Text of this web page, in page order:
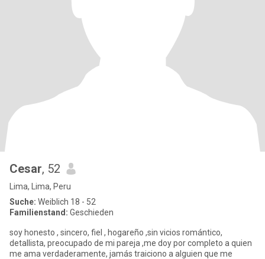
Cesar, 52
Lima, Lima, Peru
Suche: Weiblich 18 - 52
Familienstand: Geschieden
soy honesto , sincero, fiel , hogareño ,sin vicios romántico,
detallista, preocupado de mi pareja ,me doy por completo a quien
me ama verdaderamente, jamás traiciono a alguien que me